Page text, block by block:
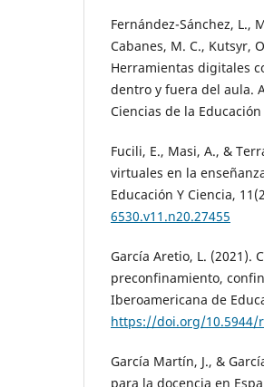
Fernández-Sánchez, L.,
Cabanes, M. C., Kutsyr,
Herramientas digitales
dentro y fuera del aula.
Ciencias de la Educación
Fucili, E., Masi, A., &
virtuales en la
Educación Y Ciencia,
6530.v11.n20.27455
García Aretio, L. (2021).
preconfinamiento,
Iberoamericana de
https://doi.org/10.5944/
García Martín, J., &
para la docencia en